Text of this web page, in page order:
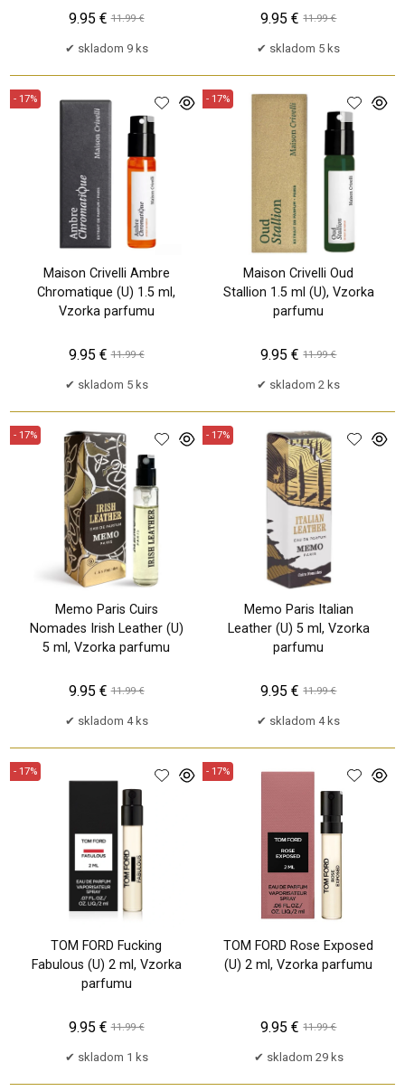
skladom 9 ks
9.95 € 11.99 €
skladom 5 ks
9.95 € 11.99 €
Maison Crivelli Ambre
Chromatique (U) 1.5 ml,
Vzorka parfumu
- 17%
skladom 5 ks
9.95 € 11.99 €
Maison Crivelli Oud
Stallion 1.5 ml (U), Vzorka
parfumu
- 17%
skladom 2 ks
9.95 € 11.99 €
Memo Paris Cuirs
Nomades Irish Leather (U)
5 ml, Vzorka parfumu
- 17%
skladom 4 ks
9.95 € 11.99 €
Memo Paris Italian
Leather (U) 5 ml, Vzorka
parfumu
- 17%
skladom 4 ks
9.95 € 11.99 €
TOM FORD Fucking
Fabulous (U) 2 ml, Vzorka
parfumu
- 17%
skladom 1 ks
9.95 € 11.99 €
TOM FORD Rose Exposed
(U) 2 ml, Vzorka parfumu
- 17%
skladom 29 ks
9.95 € 11.99 €